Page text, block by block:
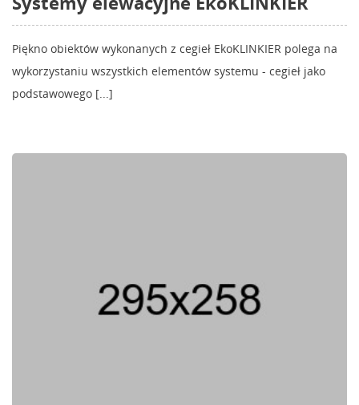
Piękno obiektów wykonanych z cegieł EkoKLINKIER polega na
wykorzystaniu wszystkich elementów systemu - cegieł jako
podstawowego [...]